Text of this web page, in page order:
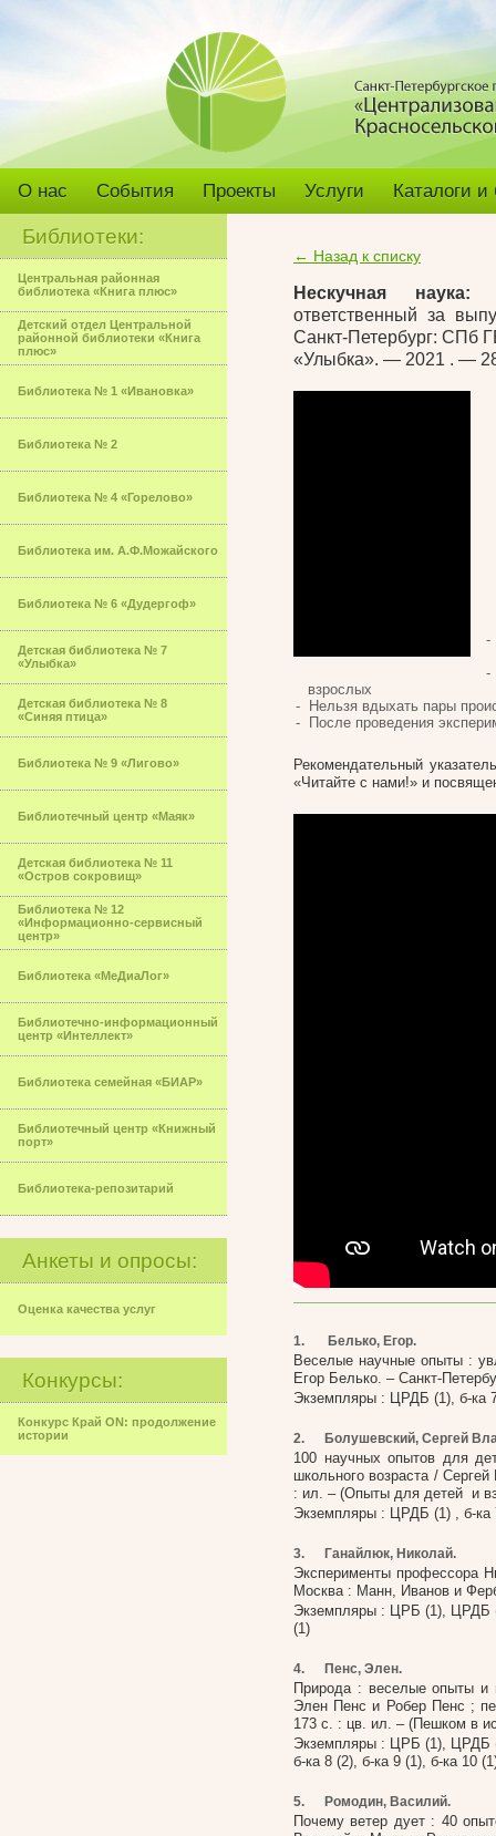
О нас События Проекты Услуги Каталоги
Библиотеки:
Центральная районная
библиотека «Книга плюс»
Детский отдел Центральной
районной библиотеки «Книга
плюс»
Библиотека № 1 «Ивановка»
Библиотека № 2
Библиотека № 4 «Горелово»
Библиотека им. А.Ф.Можайского
Библиотека № 6 «Дудергоф»
Детская библиотека № 7
«Улыбка»
Детская библиотека № 8
«Синяя птица»
Библиотека № 9 «Лигово»
Библиотечный центр «Маяк»
Детская библиотека № 11
«Остров сокровищ»
Библиотека № 12
«Информационно-сервисный
центр»
Библиотека «МеДиаЛог»
Библиотечно-информационный
центр «Интеллект»
Библиотека семейная «БИАР»
Библиотечный центр «Книжный
порт»
Библиотека-репозитарий
Анкеты и опросы:
Оценка качества услуг
Конкурсы:
Конкурс Край ON: продолжение
истории
← Назад к списку
Нескучная наука:
ответственный за
Санкт-Петербург: СПб
«Улыбка». — 2021 . —
взрослых
Нельзя вдыхать пары
После проведения
Рекомендательный
«Читайте с нами!» и
1. Белько, Егор.
Веселые научные опыты :
Егор Белько. – Санкт-
Экземпляры : ЦРДБ (1), б-ка
2. Болушевский, Сергей
100 научных опытов для
школьного возраста /
: ил. – (Опыты для детей и
Экземпляры : ЦРДБ (1) , б-ка
3. Ганайлюк, Николай.
Эксперименты профессора
Москва : Манн, Иванов и
Экземпляры : ЦРБ (1), ЦРДБ
(1)
4. Пенс, Элен.
Природа : веселые опыты и
Элен Пенс и Робер Пенс ;
173 с. : цв. ил. – (Пешком в
Экземпляры : ЦРБ (1), ЦРДБ
б-ка 8 (2), б-ка 9 (1), б-ка 10
5. Ромодин, Василий.
Почему ветер дует : 40